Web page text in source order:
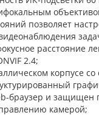
позволяет
расстояние
2.4;
корпусе
браузер и защищен
камерой;